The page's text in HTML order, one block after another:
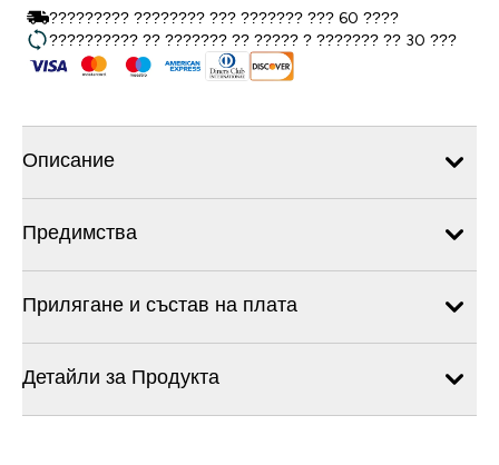
????????? ???????? ??? ??????? ??? 60 ????
?????????? ?? ??????? ?? ????? ? ??????? ?? 30 ???
Описание
Предимства
Прилягане и състав на плата
Детайли за Продукта